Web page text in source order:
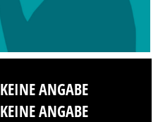
KEINE ANGABE
KEINE ANGABE